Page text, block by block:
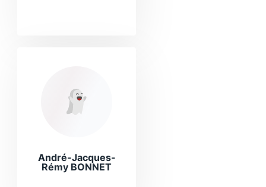
André-Jacques-
Rémy BONNET